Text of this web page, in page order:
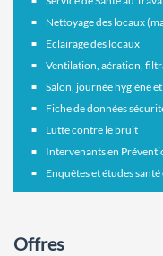
Nettoyage des locaux
Eclairage des locaux
Ventilation, aération,
Salon, journée hygiène
Fiche de données
Lutte contre le bruit
Intervenants en
Enquêtes et études
Offres